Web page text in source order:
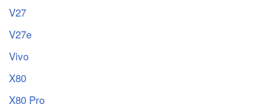
V27
V27e
Vivo
X80
X80 Pro